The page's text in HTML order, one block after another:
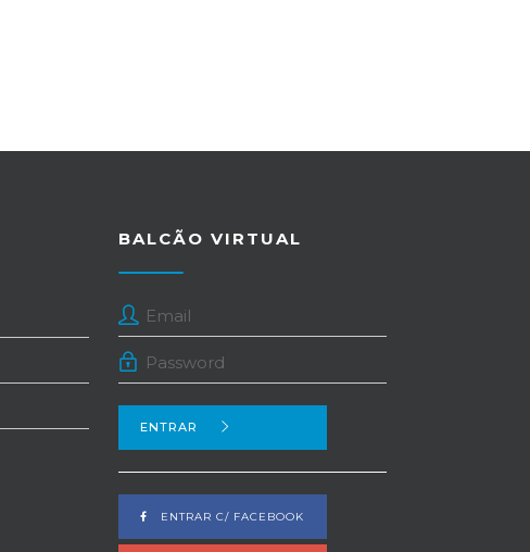
BALCÃO VIRTUAL
ENTRAR
ENTRAR C/ FACEBOOK